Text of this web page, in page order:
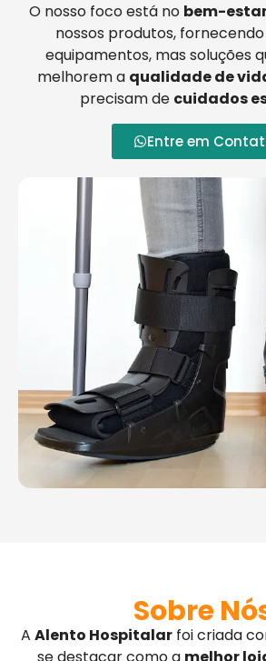
O nosso foco está no bem-
nossos produtos,
equipamentos, mas soluções
melhorem a qualidade de
precisam de cuidados
Entre em
Sobre
A Alento Hospitalarfoi criada